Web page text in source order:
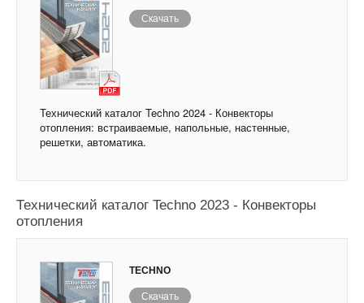
Скачать
Технический каталог Techno 2024 - Конвекторы
отопления: встраиваемые, напольные, настенные,
решетки, автоматика.
Технический каталог Techno 2023 - Конвекторы
отопления
TECHNO
Скачать